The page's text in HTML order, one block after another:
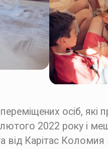
осіб, які
2022 року і
Карітас Коломия